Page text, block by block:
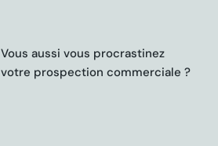
Vous aussi vous procrastinez
votre prospection commerciale ?